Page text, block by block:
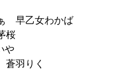
早乙女わかば
桜
や
蒼羽りく